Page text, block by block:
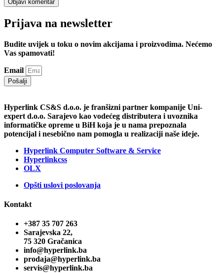
Prijava na newsletter
Budite uvijek u toku o novim akcijama i proizvodima. Nećemo
Vas spamovati!
Email
Pošalji
Hyperlink CS&S d.o.o. je franšizni partner kompanije Uni-
expert d.o.o. Sarajevo kao vodećeg distributera i uvoznika
informatičke opreme u BiH koja je u nama prepoznala
potencijal i nesebično nam pomogla u realizaciji naše ideje.
Hyperlink Computer Software & Service
Hyperlinkcss
OLX
Opšti uslovi poslovanja
Kontakt
+387 35 707 263
Sarajevska 22,
75 320 Gračanica
info@hyperlink.ba
prodaja@hyperlink.ba
servis@hyperlink.ba